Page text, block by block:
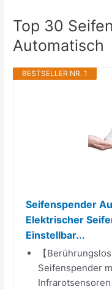
Top 30
Automatisch
BESTSELLER NR. 1
Seifenspender
Elektrischer
Einstellbar...
【
Seifenspender